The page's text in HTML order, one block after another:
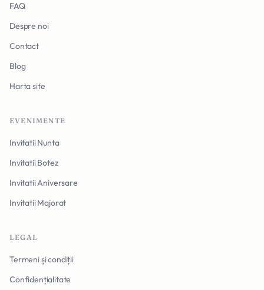
FAQ
Despre noi
Contact
Blog
Harta site
EVENIMENTE
Invitatii Nunta
Invitatii Botez
Invitatii Aniversare
Invitatii Majorat
LEGAL
Termeni și condiții
Confidențialitate